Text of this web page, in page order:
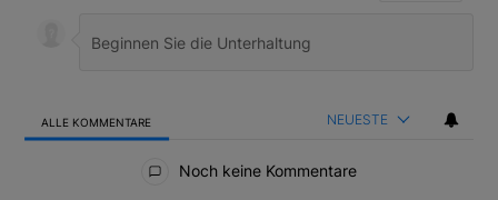
ALLE KOMMENTARE NEUESTE
Noch keine Kommentare